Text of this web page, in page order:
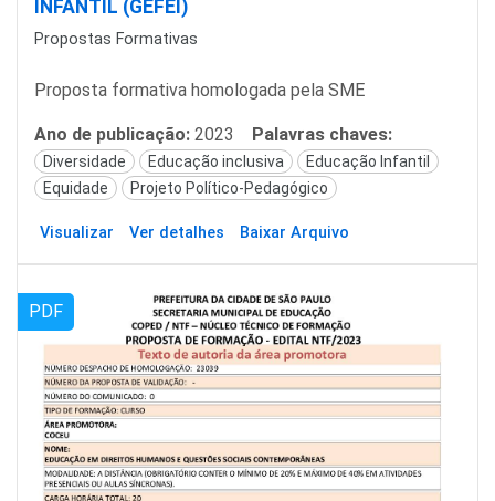
INFANTIL (GEFEI)
Propostas Formativas
Proposta formativa homologada pela SME
Ano de publicação: 2023 Palavras chaves:
Diversidade Educação inclusiva
Educação Infantil
Equidade
Projeto Político-Pedagógico
Visualizar Ver detalhes Baixar Arquivo
PDF